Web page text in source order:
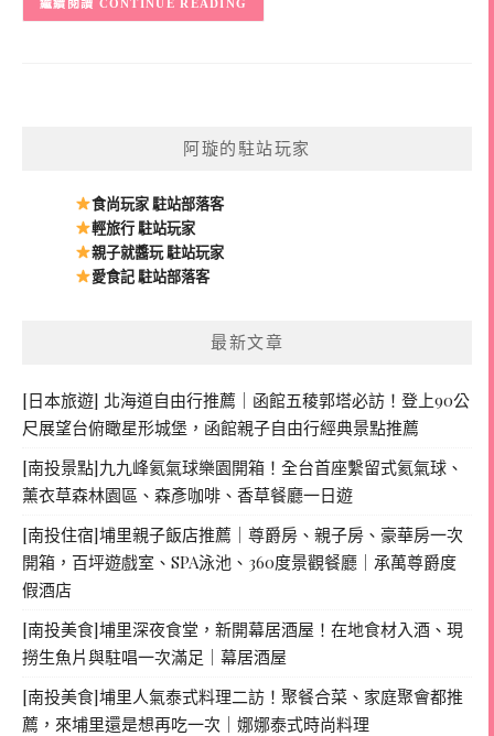
CONTINUE READING
阿璇的駐站玩家
食尚玩家 駐站部落客
輕旅行 駐站玩家
親子就醬玩 駐站玩家
愛食記 駐站部落客
最新文章
[日本旅遊] 北海道自由行推薦｜函館五稜郭塔必訪！登上90公
尺展望台俯瞰星形城堡，函館親子自由行經典景點推薦
[南投景點]九九峰氦氣球樂園開箱！全台首座繫留式氦氣球、
薰衣草森林園區、森彥咖啡、香草餐廳一日遊
[南投住宿]埔里親子飯店推薦｜尊爵房、親子房、豪華房一次
開箱，百坪遊戲室、SPA泳池、360度景觀餐廳｜承萬尊爵度
假酒店
[南投美食]埔里深夜食堂，新開幕居酒屋！在地食材入酒、現
撈生魚片與駐唱一次滿足｜幕居酒屋
[南投美食]埔里人氣泰式料理二訪！聚餐合菜、家庭聚會都推
薦，來埔里還是想再吃一次｜娜娜泰式時尚料理